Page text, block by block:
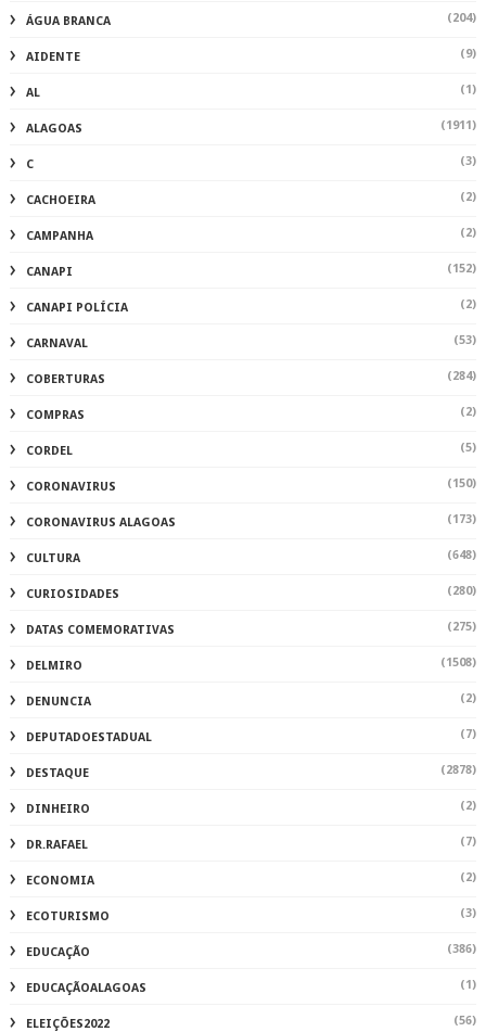
ÁGUA BRANCA (204)
AIDENTE (9)
AL (1)
ALAGOAS (1911)
C (3)
CACHOEIRA (2)
CAMPANHA (2)
CANAPI (152)
CANAPI POLÍCIA (2)
CARNAVAL (53)
COBERTURAS (284)
COMPRAS (2)
CORDEL (5)
CORONAVIRUS (150)
CORONAVIRUS ALAGOAS (173)
CULTURA (648)
CURIOSIDADES (280)
DATAS COMEMORATIVAS (275)
DELMIRO (1508)
DENUNCIA (2)
DEPUTADOESTADUAL (7)
DESTAQUE (2878)
DINHEIRO (2)
DR.RAFAEL (7)
ECONOMIA (2)
ECOTURISMO (3)
EDUCAÇÃO (386)
EDUCAÇÃOALAGOAS (1)
ELEIÇÕES2022 (56)